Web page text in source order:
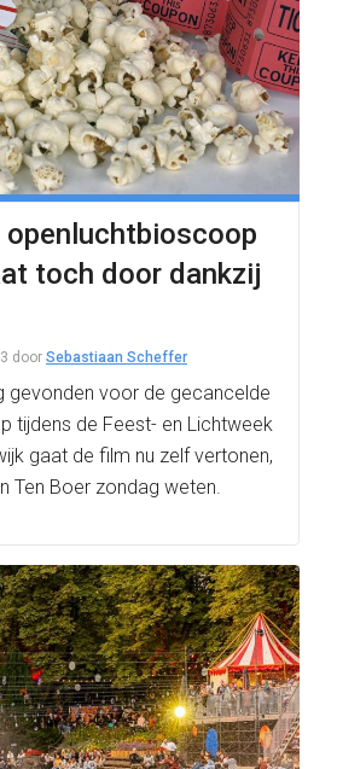
openluchtbioscoop
toch door dankzij
door Sebastiaan Scheffer
gevonden voor de gecancelde
tijdens de Feest- en Lichtweek
gaat de film nu zelf vertonen,
Ten Boer zondag weten.